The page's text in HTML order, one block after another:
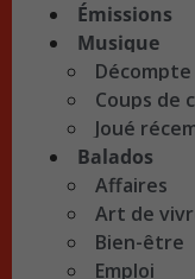
Émissions
Musique
Coups de
Joué
Balados
Affaires
Art de
Bien-être
Emploi